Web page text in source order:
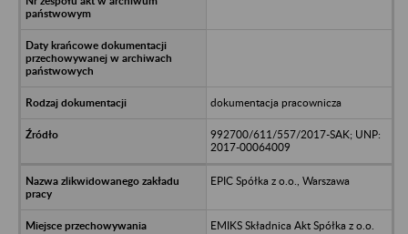
dokumentacja pracownicza
992700/611/557/2017-SAK; UNP:
2017-00064009
EPIC Spółka z o.o., Warszawa
EMIKS Składnica Akt Spółka z o.o.